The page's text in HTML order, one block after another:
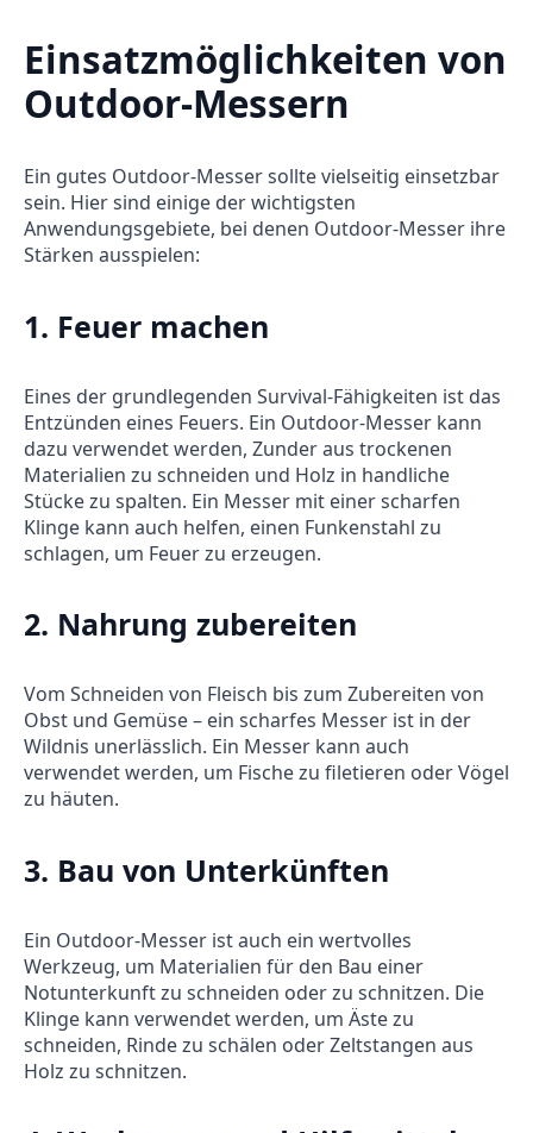
Einsatzmöglichkeiten von
Outdoor-Messern
Ein gutes Outdoor-Messer sollte vielseitig einsetzbar
sein. Hier sind einige der wichtigsten
Anwendungsgebiete, bei denen Outdoor-Messer ihre
Stärken ausspielen:
1. Feuer machen
Eines der grundlegenden Survival-Fähigkeiten ist das
Entzünden eines Feuers. Ein Outdoor-Messer kann
dazu verwendet werden, Zunder aus trockenen
Materialien zu schneiden und Holz in handliche
Stücke zu spalten. Ein Messer mit einer scharfen
Klinge kann auch helfen, einen Funkenstahl zu
schlagen, um Feuer zu erzeugen.
2. Nahrung zubereiten
Vom Schneiden von Fleisch bis zum Zubereiten von
Obst und Gemüse – ein scharfes Messer ist in der
Wildnis unerlässlich. Ein Messer kann auch
verwendet werden, um Fische zu filetieren oder Vögel
zu häuten.
3. Bau von Unterkünften
Ein Outdoor-Messer ist auch ein wertvolles
Werkzeug, um Materialien für den Bau einer
Notunterkunft zu schneiden oder zu schnitzen. Die
Klinge kann verwendet werden, um Äste zu
schneiden, Rinde zu schälen oder Zeltstangen aus
Holz zu schnitzen.